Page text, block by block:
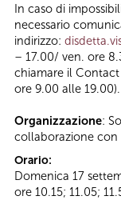
In caso di
necessario
indirizzo:
– 17.00/ ven. ore
chiamare il
ore 9.00 alle 19.00).
Organizzazione:
collaborazione
Orario:
Domenica 17
ore 10.15; 11.05;